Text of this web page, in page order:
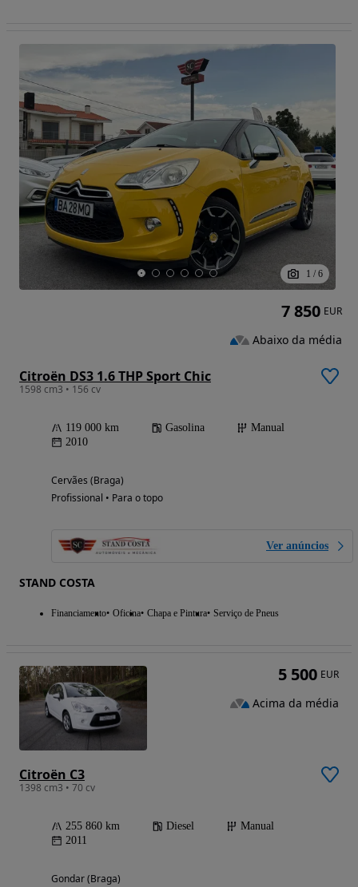
1 / 6
Citroën DS3 1.6 THP Sport Chic
1598 cm3 • 156 cv
119 000 km Gasolina
Manual
2010
Cervães (Braga)
Profissional • Para o topo
Ver anúncios
STAND COSTA
Financiamento Oficina Chapa e Pintura Serviço de Pneus
7 850 EUR
Abaixo da média
Citroën C3
1398 cm3 • 70 cv
255 860 km Diesel
Manual
2011
Gondar (Braga)
5 500 EUR
Acima da média